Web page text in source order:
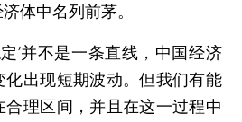
体中名列前茅。
并不是一条直线，中国经济
化出现短期波动。但我们有能
理区间，并且在这一过程中